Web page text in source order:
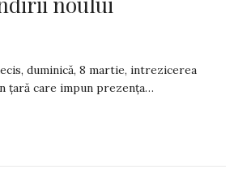
duminică, 8 martie, intrezicerea
care impun prezența…